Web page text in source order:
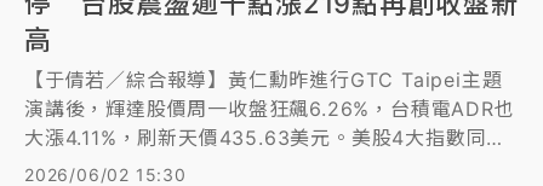
高
【于倩若／綜合報導】黃仁勳昨進行GTC Taipei主題
演講後，輝達股價周一收盤狂飆6.26%，台積電ADR也
大漲4.11%，刷新天價435.63美元。美股4大指數同步
創歷史新高。台股開盤後聯發科先是飆逾9%再收斂漲
2026/06/02 15:30